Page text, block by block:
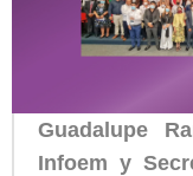
Guadalupe
Infoem y